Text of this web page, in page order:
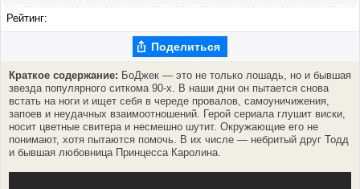
Рейтинг:
Поделиться
Краткое содержание: БоДжек — это не только лошадь, но и бывшая
звезда популярного ситкома 90-х. В наши дни он пытается снова
встать на ноги и ищет себя в череде провалов, самоуничижения,
запоев и неудачных взаимоотношений. Герой сериала глушит виски,
носит цветные свитера и несмешно шутит. Окружающие его не
понимают, хотя пытаются помочь. В их числе — небритый друг Тодд
и бывшая любовница Принцесса Каролина.